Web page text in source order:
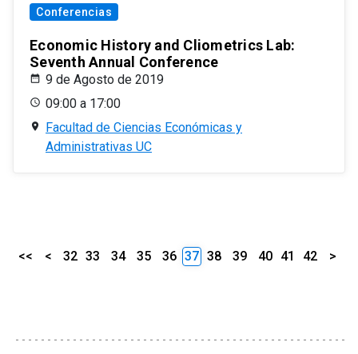
Conferencias
Economic History and Cliometrics Lab:
Seventh Annual Conference
9 de Agosto de 2019
09:00 a 17:00
Facultad de Ciencias Económicas y
Administrativas UC
<< < 32 33 34 35 36 37 38 39 40 41 42 >